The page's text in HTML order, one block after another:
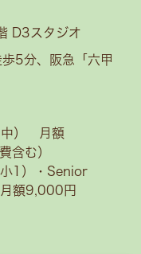
D3スタジオ
5分、阪急「六甲
中） 月額
含む）
1）・Senior
額9,000円